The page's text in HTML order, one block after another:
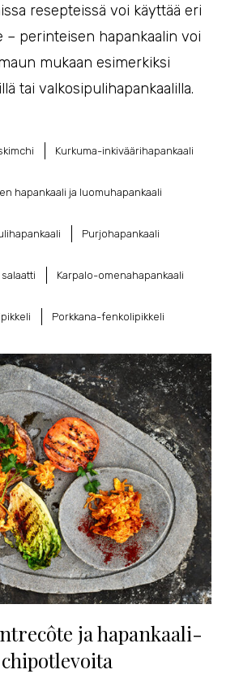
resepteissä voi käyttää eri
– perinteisen hapankaalin voi
mukaan esimerkiksi
tai valkosipulihapankaalilla.
Kurkuma-inkiväärihapankaali
hapankaali ja luomuhapankaali
Purjohapankaali
Karpalo-omenahapankaali
Porkkana-fenkolipikkeli
ja hapankaali-
chipotlevoita